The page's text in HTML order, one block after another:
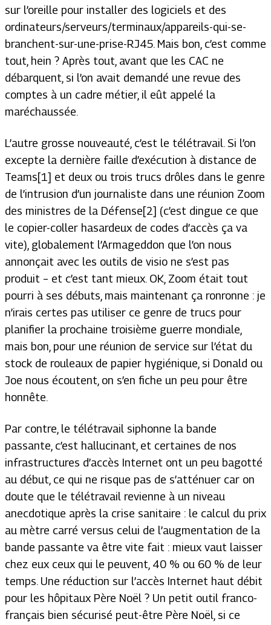
sur l’oreille pour installer des logiciels et des
ordinateurs/serveurs/terminaux/appareils-qui-se-
branchent-sur-une-prise-RJ45. Mais bon, c’est comme
tout, hein ? Après tout, avant que les CAC ne
débarquent, si l’on avait demandé une revue des
comptes à un cadre métier, il eût appelé la
maréchaussée.
L’autre grosse nouveauté, c’est le télétravail. Si l’on
excepte la dernière faille d’exécution à distance de
Teams[1] et deux ou trois trucs drôles dans le genre
de l’intrusion d’un journaliste dans une réunion Zoom
des ministres de la Défense[2] (c’est dingue ce que
le copier-coller hasardeux de codes d’accès ça va
vite), globalement l’Armageddon que l’on nous
annonçait avec les outils de visio ne s’est pas
produit – et c’est tant mieux. OK, Zoom était tout
pourri à ses débuts, mais maintenant ça ronronne : je
n’irais certes pas utiliser ce genre de trucs pour
planifier la prochaine troisième guerre mondiale,
mais bon, pour une réunion de service sur l’état du
stock de rouleaux de papier hygiénique, si Donald ou
Joe nous écoutent, on s’en fiche un peu pour être
honnête.
Par contre, le télétravail siphonne la bande
passante, c’est hallucinant, et certaines de nos
infrastructures d’accès Internet ont un peu bagotté
au début, ce qui ne risque pas de s’atténuer car on
doute que le télétravail revienne à un niveau
anecdotique après la crise sanitaire : le calcul du prix
au mètre carré versus celui de l’augmentation de la
bande passante va être vite fait : mieux vaut laisser
chez eux ceux qui le peuvent, 40 % ou 60 % de leur
temps. Une réduction sur l’accès Internet haut débit
pour les hôpitaux Père Noël ? Un petit outil franco-
français bien sécurisé peut-être Père Noël, si ce